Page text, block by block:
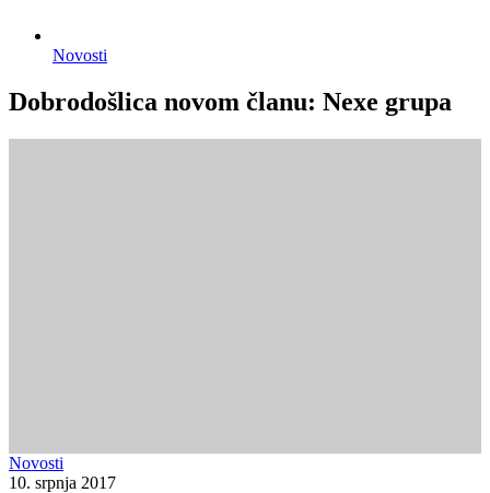
Novosti
Dobrodošlica novom članu: Nexe grupa
Novosti
10. srpnja 2017